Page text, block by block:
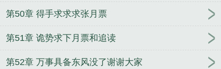
第50章 得手求求求张月票
第51章 诡势求下月票和追读
第52章 万事具备东风没了谢谢大家